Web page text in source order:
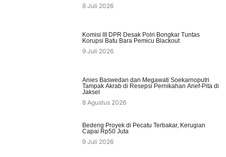
8 Juli 2026
Komisi III DPR Desak Polri Bongkar Tuntas
Korupsi Batu Bara Pemicu Blackout
9 Juli 2026
Anies Baswedan dan Megawati Soekarnoputri
Tampak Akrab di Resepsi Pernikahan Arief-Pita di
Jaksel
8 Agustus 2026
Bedeng Proyek di Pecatu Terbakar, Kerugian
Capai Rp50 Juta
9 Juli 2026